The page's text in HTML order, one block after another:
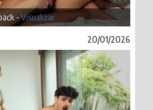
-Visualizar
20/01/2026